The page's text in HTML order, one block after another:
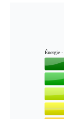
Énergie